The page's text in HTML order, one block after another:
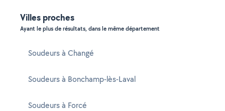
Villes proches
Ayant le plus de résultats, dans le même département
Soudeurs à Changé
Soudeurs à Bonchamp-lès-Laval
Soudeurs à Forcé